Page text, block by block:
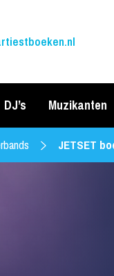
DJ’s Muzikanten
JETSET